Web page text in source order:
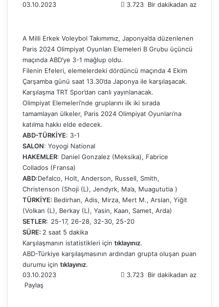
03.10.2023 3.723 Bir dakikadan az
A Milli Erkek Voleybol Takımımız, Japonya’da düzenlenen
Paris 2024 Olimpiyat Oyunları Elemeleri B Grubu üçüncü
maçında ABD’ye 3-1 mağlup oldu.
Filenin Efeleri, elemelerdeki dördüncü maçında 4 Ekim
Çarşamba günü saat 13.30’da Japonya ile karşılaşacak.
Karşılaşma TRT Spor’dan canlı yayınlanacak.
Olimpiyat Elemeleri’nde gruplarını ilk iki sırada
tamamlayan ülkeler, Paris 2024 Olimpiyat Oyunları’na
katılma hakkı elde edecek.
ABD-TÜRKİYE: 3-1
SALON: Yoyogi National
HAKEMLER: Daniel Gonzalez (Meksika), Fabrice
Collados (Fransa)
ABD:Defalco, Holt, Anderson, Russell, Smith,
Christenson (Shoji (L), Jendyrk, Ma’a, Muagututia )
TÜRKİYE: Bedirhan, Adis, Mirza, Mert M., Arslan, Yiğit
(Volkan (L), Berkay (L), Yasin, Kaan, Samet, Arda)
SETLER: 25-17, 26-28, 32-30, 25-20
SÜRE: 2 saat 5 dakika
Karşılaşmanın istatistikleri için tıklayınız.
ABD-Türkiye karşılaşmasının ardından grupta oluşan puan
durumu için tıklayınız.
03.10.2023
3.723 Bir dakikadan az
Paylaş